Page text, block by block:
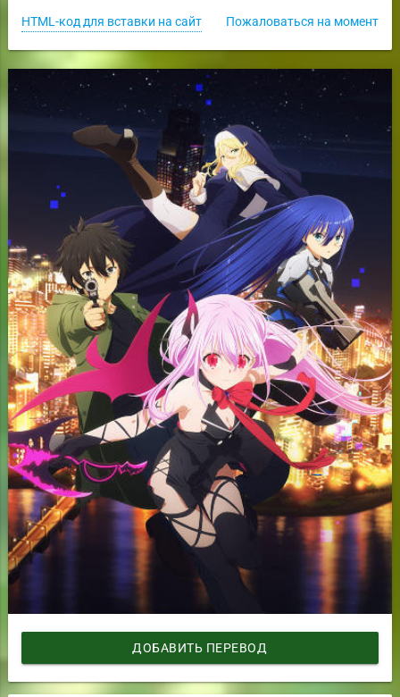
Пожаловаться на момент
HTML-код для вставки на сайт
ДОБАВИТЬ ПЕРЕВОД